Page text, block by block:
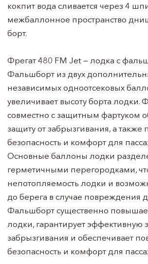
кокпит вода сливается через 4
межбаллонное пространство
борт.
Фрегат 480 FM Jet — лодка с
Фальшборт из двух
независимых одноотсековых
увеличивает высоту борта лодки.
совместно с защитным фартуком
защиту от забрызгивания, а
безопасность и комфорт для
Основные баллоны лодки
герметичными перегородками,
непотопляемость лодки и
до берега в случае повреждения
Фальшборт существенно
лодки, гарантирует эффективную
забрызгивания и обеспечивает
безопасность и комфорт для